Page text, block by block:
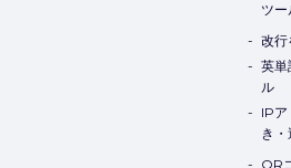
ツー
改行
英単
ル
IPア
き・
QR